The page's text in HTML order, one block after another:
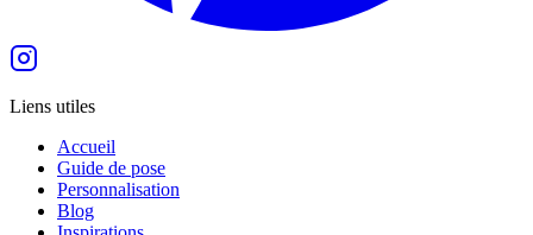
Liens utiles
Accueil
Guide de pose
Personnalisation
Blog